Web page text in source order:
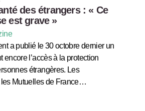
des étrangers : « Ce
est grave »
a publié le 30 octobre dernier un
encore l’accès à la protection
étrangères. Les
Mutuelles de France…